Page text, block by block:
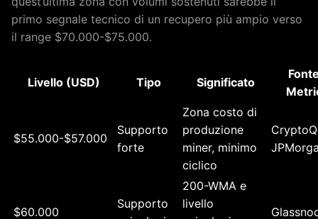
primo segnale tecnico di un recupero più ampio verso
il range $70.000-$75.000.
Livello (USD) Tipo Significato
$55.000-$57.000
Supporto
forte
Zona costo di
produzione
miner, minimo
ciclico
$60.000
Supporto
200-WMA e
livello